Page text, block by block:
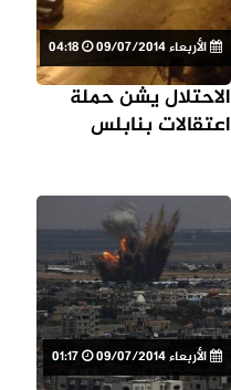
الأربعاء 09/07/2014
الاحتلال يشن حملة
اعتقالات بنابلس
الأربعاء 09/07/2014